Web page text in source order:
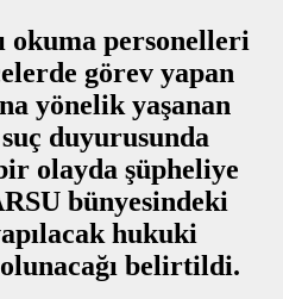
okuma personelleri
görev yapan
yönelik yaşanan
duyurusunda
olayda şüpheliye
bünyesindeki
hukuki
belirtildi.